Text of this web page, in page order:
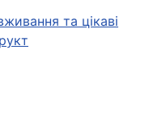
та цікаві